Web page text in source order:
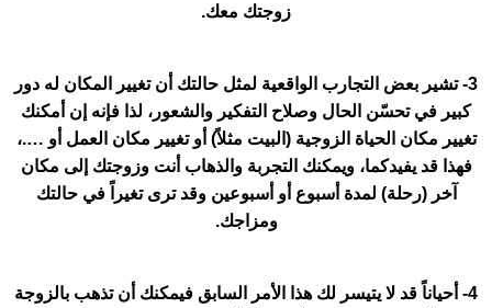
زوجتك معك.
3- تشير بعض التجارب الواقعية لمثل حالتك أن تغيير المكان له دور
كبير في تحسّن الحال وصلاح التفكير والشعور، لذا فإنه إن أمكنك
تغيير مكان الحياة الزوجية (البيت مثلاً) أو تغيير مكان العمل أو ….،
فهذا قد يفيدكما، ويمكنك التجربة والذهاب أنت وزوجتك إلى مكان
آخر (رحلة) لمدة أسبوع أو أسبوعين وقد ترى تغيراً في حالتك
ومزاجك.
4- أحياناً قد لا يتيسر لك هذا الأمر السابق فيمكنك أن تذهب بالزوجة